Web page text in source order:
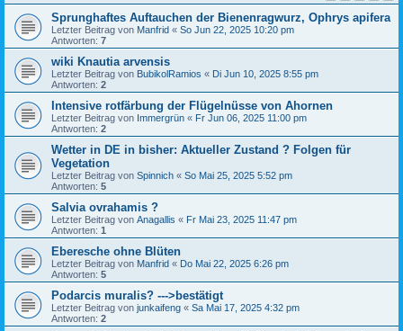
Sprunghaftes Auftauchen der Bienenragwurz, Ophrys apifera
Letzter Beitrag von Manfrid « So Jun 22, 2025 10:20 pm
Antworten: 7
wiki Knautia arvensis
Letzter Beitrag von BubikolRamios « Di Jun 10, 2025 8:55 pm
Antworten: 2
Intensive rotfärbung der Flügelnüsse von Ahornen
Letzter Beitrag von Immergrün « Fr Jun 06, 2025 11:00 pm
Antworten: 2
Wetter in DE in bisher: Aktueller Zustand ? Folgen für
Vegetation
Letzter Beitrag von Spinnich « So Mai 25, 2025 5:52 pm
Antworten: 5
Salvia ovrahamis ?
Letzter Beitrag von Anagallis « Fr Mai 23, 2025 11:47 pm
Antworten: 1
Eberesche ohne Blüten
Letzter Beitrag von Manfrid « Do Mai 22, 2025 6:26 pm
Antworten: 5
Podarcis muralis? --->bestätigt
Letzter Beitrag von junkaifeng « Sa Mai 17, 2025 4:32 pm
Antworten: 2